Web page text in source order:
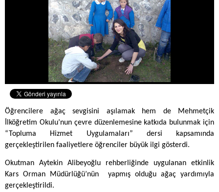
Öğrencilere ağaç sevgisini aşılamak hem de Mehmetçik
İlköğretim Okulu’nun çevre düzenlemesine katkıda bulunmak için
“Topluma Hizmet Uygulamaları” dersi kapsamında
gerçekleştirilen faaliyetlere öğrenciler büyük ilgi gösterdi.
Okutman Aytekin Alibeyoğlu rehberliğinde uygulanan etkinlik
Kars Orman Müdürlüğü’nün
yapmış olduğu ağaç yardımıyla
gerçekleştirildi.